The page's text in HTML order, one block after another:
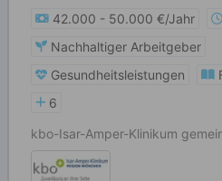
42.000 - 50.000 €/Jahr
Nachhaltiger Arbeitgeber
Gesundheitsleistungen
6
kbo-Isar-Amper-Klinikum